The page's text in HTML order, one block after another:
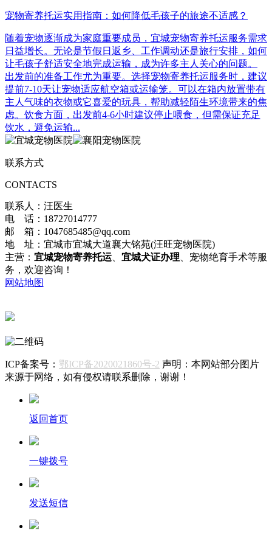
宠物寄养托运实用指南：如何降低毛孩子的旅途不适感？
随着宠物逐渐成为家庭重要成员，宜城宠物寄养托运服务需求
日益增长。无论是节假日返乡、工作调动还是旅行安排，如何
让毛孩子舒适安全地完成运输，成为许多主人关心的问题。
出发前的准备工作尤为重要。选择宠物寄养托运服务时，建议
提前7-10天让宠物适应航空箱或运输笼。可以在箱内放置带有
主人气味的衣物或它喜爱的玩具，帮助减轻陌生环境带来的焦
虑。饮食方面，出发前4-6小时建议停止喂食，但需保证充足
饮水，避免运输...
联系方式
CONTACTS
联系人：汪医生
电 话：18727014777
邮 箱：1047685485@qq.com
地 址：宜城市宜城大道襄大铭苑(汪旺宠物医院)
主营： 宜城宠物寄养托运 宜城犬证办理 、宠物绝育手术等服
务，欢迎咨询！
网站地图
ICP备案号： 鄂ICP备2020021860号-2 声明：本网站部分图片
来源于网络，如有侵权请联系删除，谢谢！
返回首页
一键拨号
发送短信